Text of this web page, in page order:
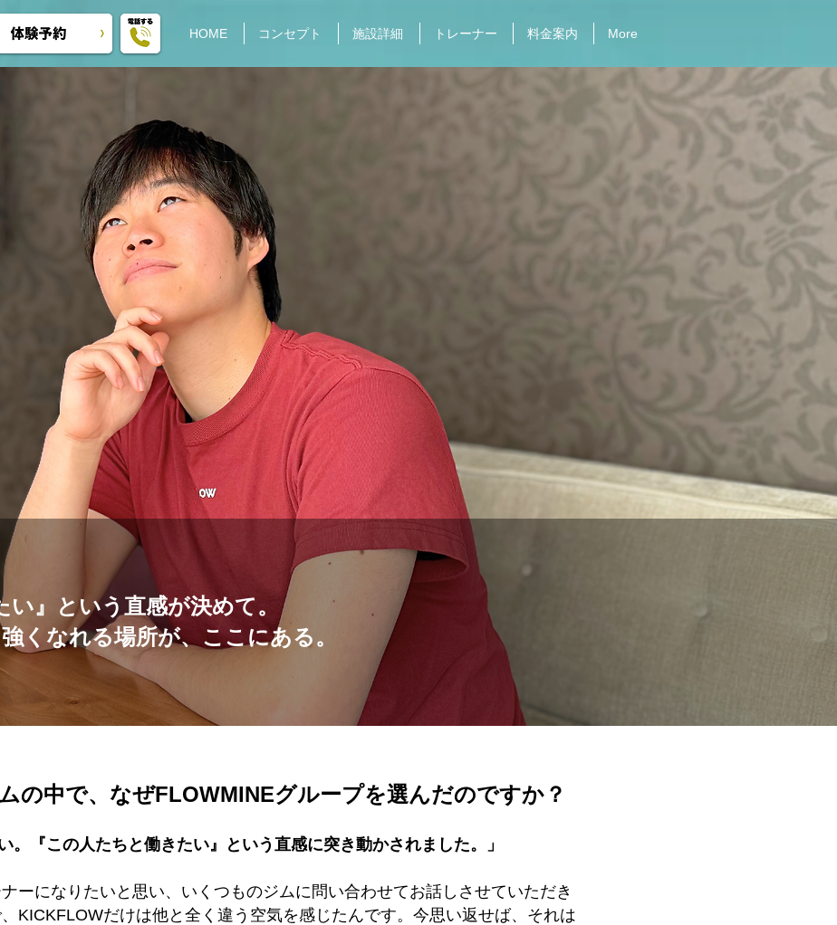
HOME コンセプト 施設詳細 トレーナー 料金案内 More
い』という直感が決めて。
くなれる場所が、ここにある。
の中で、なぜFLOWMINEグループを選んだのですか？
。『この人たちと働きたい』という直感に突き動かされました。」
ーになりたいと思い、いくつものジムに問い合わせてお話しさせていただき
KICKFLOWだけは他と全く違う空気を感じたんです。 今思い返せば、それは